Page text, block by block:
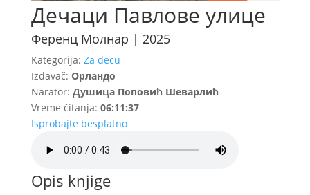
Дечаци Павлове улице
Ференц Молнар | 2025
Kategorija: Za decu
Izdavač: Орландо
Narator: Душица Поповић Шеварлић
Vreme čitanja: 06:11:37
Isprobajte besplatno
Opis knjige